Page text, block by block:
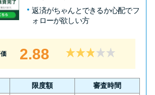
お金を借りる3つのポイント
種類・特徴別一覧
返済がちゃんとできるか心配でフ
ォローが欲しい方
2.88
限度額 審査時間